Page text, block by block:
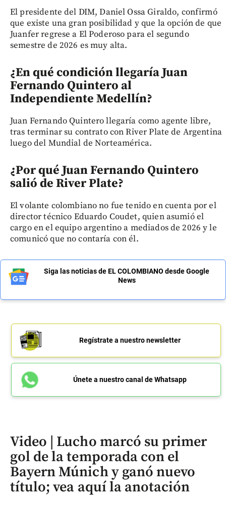
El presidente del DIM, Daniel Ossa Giraldo, confirmó
que existe una gran posibilidad y que la opción de que
Juanfer regrese a El Poderoso para el segundo
semestre de 2026 es muy alta.
¿En qué condición llegaría Juan
Fernando Quintero al
Independiente Medellín?
Juan Fernando Quintero llegaría como agente libre,
tras terminar su contrato con River Plate de Argentina
luego del Mundial de Norteamérica.
¿Por qué Juan Fernando Quintero
salió de River Plate?
El volante colombiano no fue tenido en cuenta por el
director técnico Eduardo Coudet, quien asumió el
cargo en el equipo argentino a mediados de 2026 y le
comunicó que no contaría con él.
Siga las noticias de EL COLOMBIANO desde Google
News
Regístrate a nuestro newsletter
Únete a nuestro canal de Whatsapp
Video | Lucho marcó su primer
gol de la temporada con el
Bayern Múnich y ganó nuevo
título; vea aquí la anotación